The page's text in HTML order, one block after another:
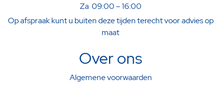
Za 09:00 – 16:00
Op afspraak kunt u buiten deze tijden terecht voor advies op
maat
Over ons
Algemene voorwaarden